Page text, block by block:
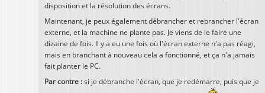
disposition et la résolution des écrans.
Maintenant, je peux également débrancher et rebrancher l'écran
externe, et la machine ne plante pas. Je viens de le faire une
dizaine de fois. Il y a eu une fois où l'écran externe n'a pas réagi,
mais en branchant à nouveau cela a fonctionné, et ça n'a jamais
fait planter le PC.
Par contre : si je débranche l'écran, que je redémarre, puis que je